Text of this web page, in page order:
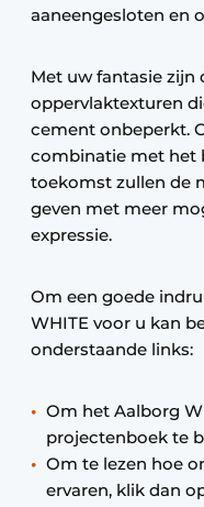
aaneengesloten en
Met uw fantasie zijn
oppervlaktexturen
cement onbeperkt.
combinatie met het
toekomst zullen de
geven met meer
expressie.
Om een goede
WHITE voor u kan
onderstaande links:
Om het Aalborg
projectenboek te
Om te lezen hoe
ervaren, klik dan